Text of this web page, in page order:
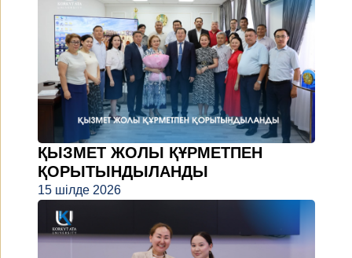
ҚЫЗМЕТ ЖОЛЫ ҚҰРМЕТПЕН
ҚОРЫТЫНДЫЛАНДЫ
15 шілде 2026